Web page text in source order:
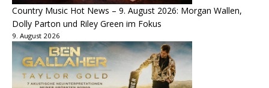
Country Music Hot News – 9. August 2026: Morgan Wallen,
Dolly Parton und Riley Green im Fokus
9. August 2026